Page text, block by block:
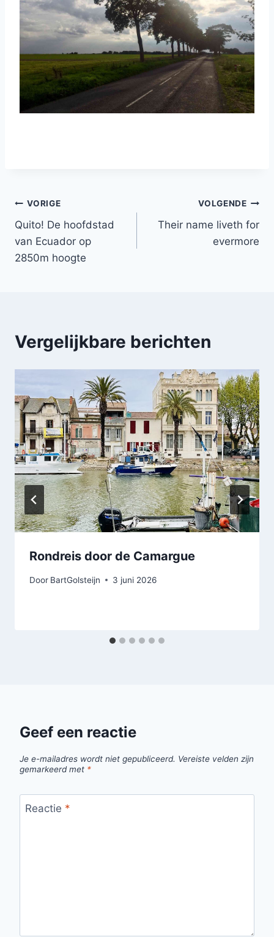
Bericht
navigatie
VORIGE
Quito! De hoofdstad
van Ecuador op
2850m hoogte
VOLGENDE
Their name liveth for
evermore
Vergelijkbare berichten
Rondreis door de Camargue
Door BartGolsteijn 3 juni 2026
Geef een reactie
Je e-mailadres wordt niet gepubliceerd. Vereiste velden zijn
gemarkeerd met *
Reactie *